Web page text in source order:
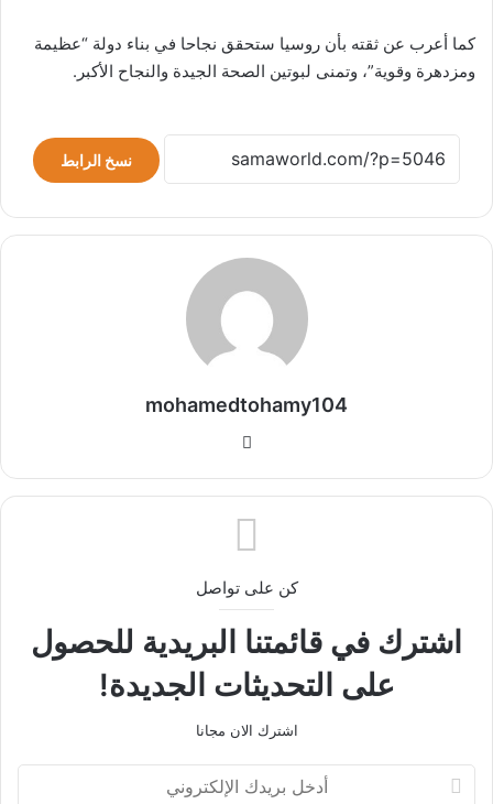
كما أعرب عن ثقته بأن روسيا ستحقق نجاحا في بناء دولة “عظيمة
ومزدهرة وقوية”، وتمنى لبوتين الصحة الجيدة والنجاح الأكبر.
نسخ الرابط
mohamedtohamy104
كن على تواصل
اشترك في قائمتنا البريدية للحصول
على التحديثات الجديدة!
اشترك الان مجانا
بريدك